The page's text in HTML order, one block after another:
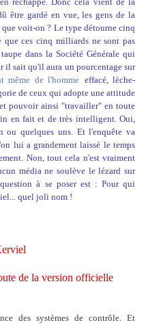
être gardé en vue, les gens de la
voit-on ? Le type détourne cinq
ces cinq milliards ne sont pas
dans la Société Générale qui
il sait qu'il aura un pourcentage sur
même de l'homme effacé, lèche-
de ceux qui adopte une attitude
pouvoir ainsi "travailler" en toute
en fait et de très intelligent. Oui,
quelques uns. Et l'enquête va
lui a grandement laissé le temps
Non, tout cela n'est vraiment
média ne soulève le lézard sur
à se poser est : Pour qui
quel joli nom !
de la version officielle
des systèmes de contrôle. Et